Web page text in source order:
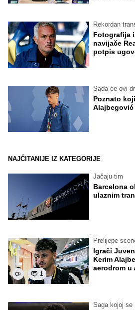
Rekordan
Fotografija
navijače
potpis
Sada će ovi
Poznato
Alajbegović
NAJČITANIJE IZ KATEGORIJE
Jačaju tim
Barcelona
ulaznim
1
Prelijepe
Igrači
Kerim
aerodrom u
Saga kojoj se